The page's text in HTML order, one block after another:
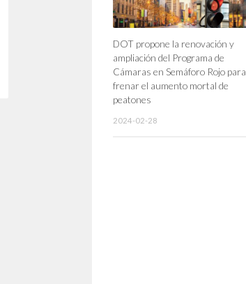
DOT propone la renovación y
ampliación del Programa de
Cámaras en Semáforo Rojo para
frenar el aumento mortal de
peatones
2024-02-28